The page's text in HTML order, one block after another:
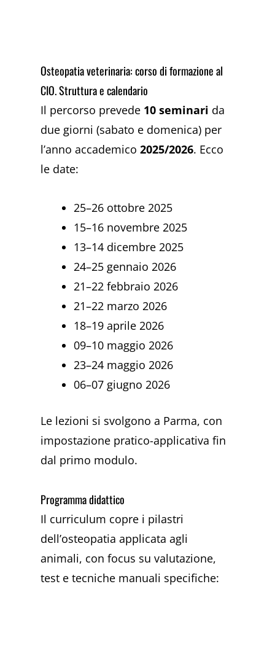
Osteopatia veterinaria: corso di formazione al
CIO. Struttura e calendario
Il percorso prevede 10 seminari da
due giorni (sabato e domenica) per
l’anno accademico2025/2026. Ecco
le date:
25–26 ottobre 2025
15–16 novembre 2025
13–14 dicembre 2025
24–25 gennaio 2026
21–22 febbraio 2026
21–22 marzo 2026
18–19 aprile 2026
09–10 maggio 2026
23–24 maggio 2026
06–07 giugno 2026
Le lezioni si svolgono a Parma, con
impostazione pratico-applicativa fin
dal primo modulo.
Programma didattico
Il curriculum copre i pilastri
dell’osteopatia applicata agli
animali, con focus su valutazione,
test e tecniche manuali specifiche: